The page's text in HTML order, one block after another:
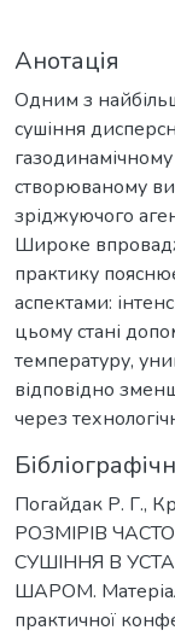
Анотація
Одним з
сушіння
створюваному
зріджуючого
Широке
практику
аспектами:
цьому стані
температуру,
відповідно
через
Погайдак Р. Г.,
РОЗМІРІВ
СУШІННЯ В
ШАРОМ.
практичної